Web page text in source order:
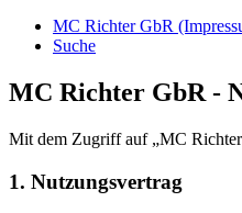
MC Richter GbR
Suche
MC Richter GbR -
Mit dem Zugriff auf „MC Richter
1. Nutzungsvertrag